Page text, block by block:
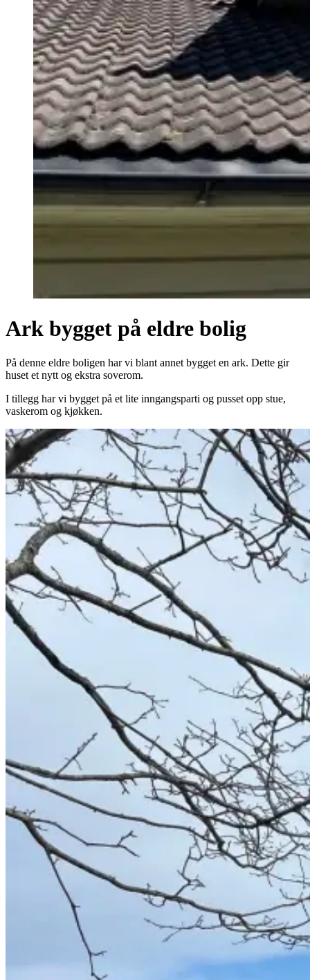
Ark bygget på eldre bolig
På denne eldre boligen har vi blant annet bygget en ark. Dette gir
huset et nytt og ekstra soverom.
I tillegg har vi bygget på et lite inngangsparti og pusset opp stue,
vaskerom og kjøkken.